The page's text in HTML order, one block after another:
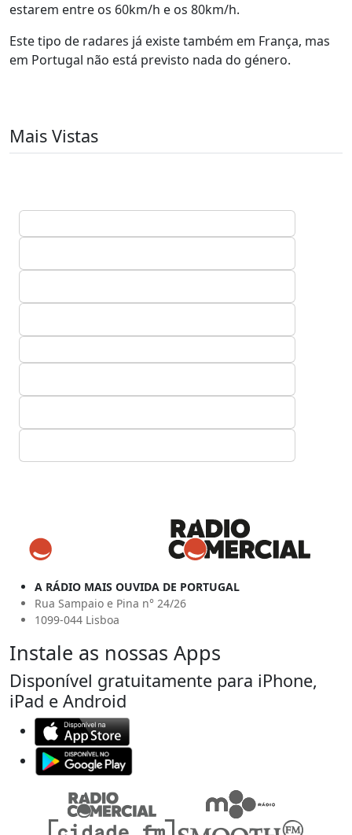
estarem entre os 60km/h e os 80km/h.
Este tipo de radares já existe também em França, mas
em Portugal não está previsto nada do género.
Mais Vistas
A RÁDIO MAIS OUVIDA DE PORTUGAL
Rua Sampaio e Pina n° 24/26
1099-044 Lisboa
Instale as nossas Apps
Disponível gratuitamente para iPhone,
iPad e Android